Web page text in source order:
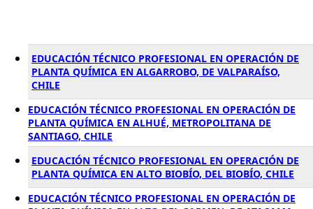
EDUCACIÓN TÉCNICO PROFESIONAL EN OPERACIÓN DE
PLANTA QUÍMICA EN ALGARROBO, DE VALPARAÍSO,
CHILE
EDUCACIÓN TÉCNICO PROFESIONAL EN OPERACIÓN DE
PLANTA QUÍMICA EN ALHUÉ, METROPOLITANA DE
SANTIAGO, CHILE
EDUCACIÓN TÉCNICO PROFESIONAL EN OPERACIÓN DE
PLANTA QUÍMICA EN ALTO BIOBÍO, DEL BIOBÍO, CHILE
EDUCACIÓN TÉCNICO PROFESIONAL EN OPERACIÓN DE